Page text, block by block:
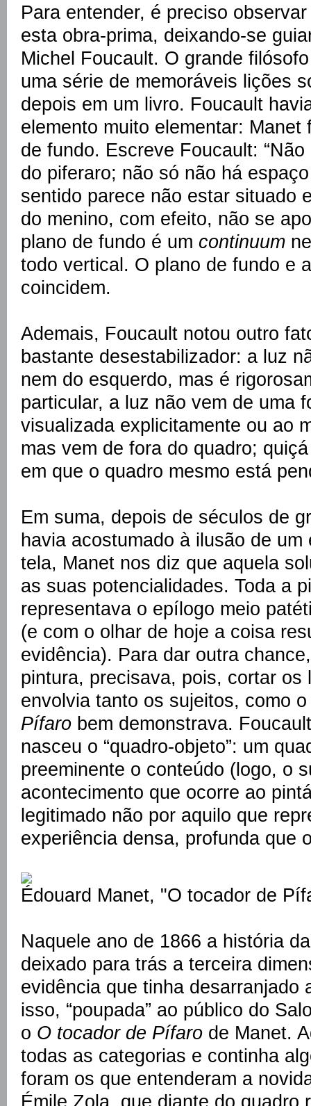
Para entender, é preciso
esta obra-prima, deixando-se
Michel Foucault. O grande
uma série de memoráveis lições
depois em um livro. Foucault
elemento muito elementar:
de fundo. Escreve Foucault:
do piferaro; não só não há
sentido parece não estar situado
do menino, com efeito, não se
plano de fundo é um continuum
todo vertical. O plano de fundo e
coincidem.
Ademais, Foucault notou outro
bastante desestabilizador: a luz
nem do esquerdo, mas é
particular, a luz não vem de uma
visualizada explicitamente ou ao
mas vem de fora do quadro;
em que o quadro mesmo está
Em suma, depois de séculos de
havia acostumado à ilusão de
tela, Manet nos diz que aquela
as suas potencialidades. Toda a
representava o epílogo meio
(e com o olhar de hoje a coisa
evidência). Para dar outra
pintura, precisava, pois, cortar os
envolvia tanto os sujeitos, como
Pífaro bem demonstrava.
nasceu o “quadro-objeto”: um
preeminente o conteúdo (logo, o
acontecimento que ocorre ao
legitimado não por aquilo que
experiência densa, profunda que
Édouard Manet, "O tocador de
Naquele ano de 1866 a história
deixado para trás a terceira
evidência que tinha desarranjado
isso, “poupada” ao público do
o O tocador de Pífaro de Manet.
todas as categorias e continha
foram os que entenderam a
Émile Zola, que diante do quadro